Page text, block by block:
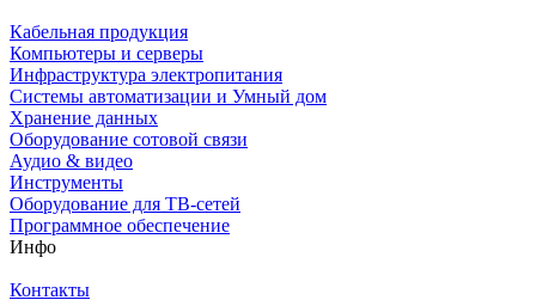
Кабельная продукция
Компьютеры и серверы
Инфраструктура электропитания
Системы автоматизации и Умный дом
Хранение данных
Оборудование сотовой связи
Аудио & видео
Инструменты
Оборудование для ТВ-сетей
Программное обеспечение
Инфо
Контакты